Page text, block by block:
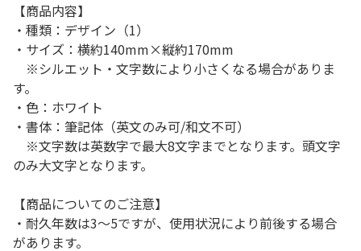
【商品内容】
・種類：デザイン（1）
・サイズ：横約140mm×縦約170mm
※シルエット・文字数により小さくなる場合がありま
す。
・色：ホワイト
・書体：筆記体（英文のみ可/和文不可）
※文字数は英数字で最大8文字までとなります。頭文字
のみ大文字となります。
【商品についてのご注意】
・耐久年数は3～5ですが、使用状況により前後する場合
があります。